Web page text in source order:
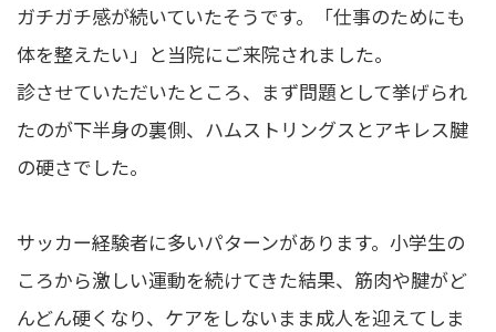
ガチガチ感が続いていたそうです。「仕事のためにも
体を整えたい」と当院にご来院されました。
診させていただいたところ、まず問題として挙げられ
たのが下半身の裏側、ハムストリングスとアキレス腱
の硬さでした。
サッカー経験者に多いパターンがあります。小学生の
ころから激しい運動を続けてきた結果、筋肉や腱がど
んどん硬くなり、ケアをしないまま成人を迎えてしま